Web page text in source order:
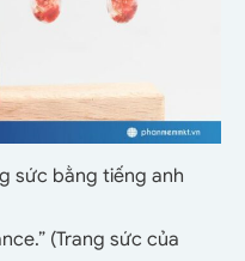
sức bằng tiếng anh
(Trang sức của